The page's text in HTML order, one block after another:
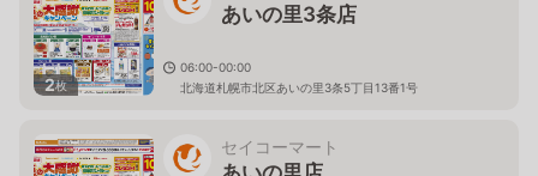
2枚
あいの里3条店
06:00-00:00
北海道札幌市北区あいの里3条5丁目13番1号
セイコーマート